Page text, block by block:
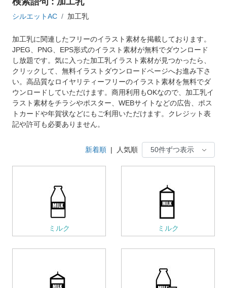
シルエットAC 加工乳
加工乳に関連したフリーのイラスト素材を掲載しております。
JPEG、PNG、EPS形式のイラスト素材が無料でダウンロード
し放題です。気に入った加工乳イラスト素材が見つかったら、
クリックして、無料イラストダウンロードページへお進み下さ
い。高品質なロイヤリティーフリーのイラスト素材を無料でダ
ウンロードしていただけます。商用利用もOKなので、加工乳イ
ラスト素材をチラシやポスター、WEBサイトなどの広告、ポス
トカードや年賀状などにもご利用いただけます。クレジット表
記や許可も必要ありません。
新着順 | 人気順
ミルク ミルク